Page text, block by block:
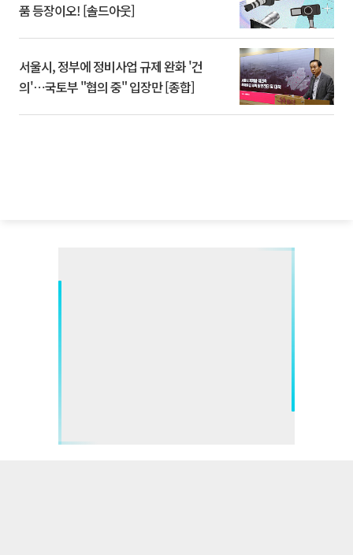
품 등장이오! [솔드아웃]
서울시, 정부에 정비사업 규제 완화 '건
의'⋯국토부 "협의 중" 입장만 [종합]